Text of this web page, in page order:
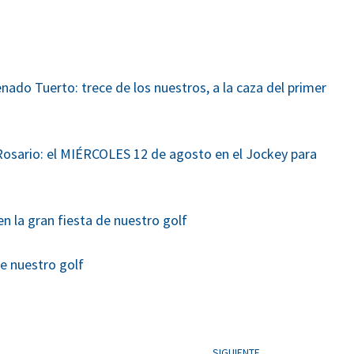
Tuerto: trece de los nuestros, a la caza del primer
el MIÉRCOLES 12 de agosto en el Jockey para
la gran fiesta de nuestro golf
nuestro golf